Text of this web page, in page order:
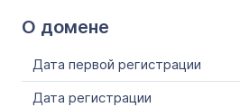
О домене
Дата первой регистрации
Дата регистрации